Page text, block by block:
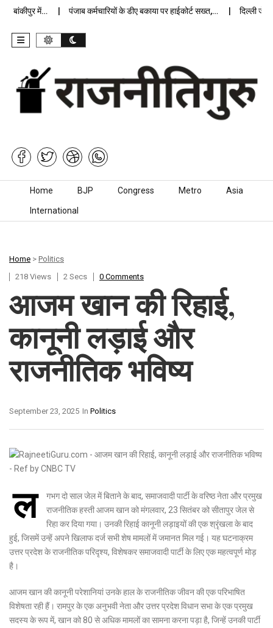
में… पंजाब कर्मचारियों के डीए बकाया पर हाईकोर्ट सख्त,… दिल्ली जेलों
Skip to content
Home BJP Congress Metro Asia
International
Home > Politics
218 Views
2 Secs 0 Comments
आजम खान की रिहाई,
कानूनी लड़ाई और
राजनीतिक भविष्य
In Politics
September 23, 2025
ल
गभग दो साल जेल में बिताने के बाद, समाजवादी पार्टी के वरिष्ठ नेता और प्रमुख
राजनीतिक हस्ती आजम खान को मंगलवार, 23 सितंबर को सीतापुर जेल से
रिहा कर दिया गया। उनकी रिहाई कानूनी लड़ाइयों की एक श्रृंखला के बाद
हुई, जिसमें उन्हें अपने खिलाफ दर्ज सभी शेष मामलों में जमानत मिल गई। यह घटनाक्रम
उत्तर प्रदेश के राजनीतिक परिदृश्य, विशेषकर समाजवादी पार्टी के लिए एक महत्वपूर्ण मोड़
है।
आजम खान की कानूनी परेशानियां उनके हाल के राजनीतिक जीवन की एक परिभाषित
विशेषता रही हैं। रामपुर के एक अनुभवी नेता और उत्तर प्रदेश विधान सभा के एक प्रमुख
सदस्य के रूप में, खान को 80 से अधिक मामलों का सामना करना पड़ा है, जिन्हें उनकी पार्टी